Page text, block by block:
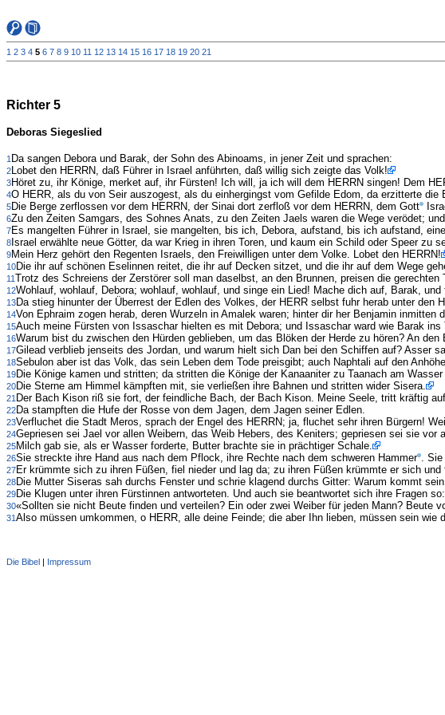
1 2 3 4 5 6 7 8 9 10 11 12 13 14 15 16 17 18 19 20 21
Richter 5
Deboras Siegeslied
1 Da sangen Debora und Barak, der Sohn des Abinoams, in jener Zeit und sprachen:
2Lobet den HERRN, daß Führer in Israel anführten, daß willig sich zeigte das Volk!
3Höret zu, ihr Könige, merket auf, ihr Fürsten! Ich will, ja ich will dem HERRN singen! Dem
4O HERR, als du von Seir auszogest, als du einhergingst vom Gefilde Edom, da erzitterte
5Die Berge zerflossen vor dem HERRN, der Sinai dort zerfloß vor dem HERRN, dem Gott
6Zu den Zeiten Samgars, des Sohnes Anats, zu den Zeiten Jaels waren die Wege verödet;
7Es mangelten Führer in Israel, sie mangelten, bis ich, Debora, aufstand, bis ich aufstand,
8 Israel erwählte neue Götter, da war Krieg in ihren Toren, und kaum ein Schild oder Speer zu
9Mein Herz gehört den Regenten Israels, den Freiwilligen unter dem Volke. Lobet den HERRN!
10Die ihr auf schönen Eselinnen reitet, die ihr auf Decken sitzet, und die ihr auf dem Wege
11Trotz des Schreiens der Zerstörer soll man daselbst, an den Brunnen, preisen die
12Wohlauf, wohlauf, Debora; wohlauf, wohlauf, und singe ein Lied! Mache dich auf, Barak,
13Da stieg hinunter der Überrest der Edlen des Volkes, der HERR selbst fuhr herab unter den
14Von Ephraim zogen herab, deren Wurzeln in Amalek waren; hinter dir her Benjamin
15Auch meine Fürsten von Issaschar hielten es mit Debora; und Issaschar ward wie Barak
16Warum bist du zwischen den Hürden geblieben, um das Blöken der Herde zu hören? An
17Gilead verblieb jenseits des Jordan, und warum hielt sich Dan bei den Schiffen auf? Asser
18Sebulon aber ist das Volk, das sein Leben dem Tode preisgibt; auch Naphtali auf den
19Die Könige kamen und stritten; da stritten die Könige der Kanaaniter zu Taanach am
20Die Sterne am Himmel kämpften mit, sie verließen ihre Bahnen und stritten wider Sisera.
21 Der Bach Kison riß sie fort, der feindliche Bach, der Bach Kison. Meine Seele, tritt kräftig
22Da stampften die Hufe der Rosse von dem Jagen, dem Jagen seiner Edlen.
23Verfluchet die Stadt Meros, sprach der Engel des HERRN; ja, fluchet sehr ihren Bürgern!
24Gepriesen sei Jael vor allen Weibern, das Weib Hebers, des Keniters; gepriesen sei sie vor
25Milch gab sie, als er Wasser forderte, Butter brachte sie in prächtiger Schale.
26Sie streckte ihre Hand aus nach dem Pflock, ihre Rechte nach dem schweren Hammer . Sie
27Er krümmte sich zu ihren Füßen, fiel nieder und lag da; zu ihren Füßen krümmte er sich
28Die Mutter Siseras sah durchs Fenster und schrie klagend durchs Gitter: Warum kommt
29Die Klugen unter ihren Fürstinnen antworteten. Und auch sie beantwortet sich ihre Fragen so:
30«Sollten sie nicht Beute finden und verteilen? Ein oder zwei Weiber für jeden Mann? Beute
31Also müssen umkommen, o HERR, alle deine Feinde; die aber Ihn lieben, müssen sein
Die Bibel | Impressum